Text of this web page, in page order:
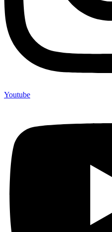
Youtube